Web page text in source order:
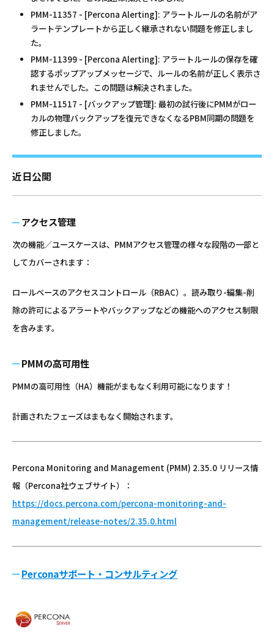
PMM-11357 - [Percona Alerting]: アラートルールの名前がア
ラートテンプレートから正しく継承されない問題を修正しまし
た。
PMM-11399 - [Percona Alerting]: アラートルールの保存を確
認するポップアップメッセージで、ルールの名前が正しく表示さ
れませんでした。この問題は解決されました。
PMM-11517 - [バックアップ管理]: 最初の試行後にPMMがロー
カルの物理バックアップを復元できなくなるPBM同期の問題を
修正しました。
近日公開
アクセス管理
次の機能／ユースケースは、PMMアクセス管理の様々な段階の一部と
してカバーされます：
ロールベースのアクセスコントロール（RBAC）。読み取り-編集-削
除の許可によるアラートやバックアップなどの機能へのアクセス制限
を含みます。
PMMの高可用性
PMMの高可用性（HA）機能がまもなく利用可能になります！
計画されたフェーズはまもなく開始されます。
Percona Monitoring and Management (PMM) 2.35.0 リリース情
報（Percona社ウェブサイト）：
https://docs.percona.com/percona-monitoring-and-
management/release-notes/2.35.0.html
Perconaサポート・コンサルティング